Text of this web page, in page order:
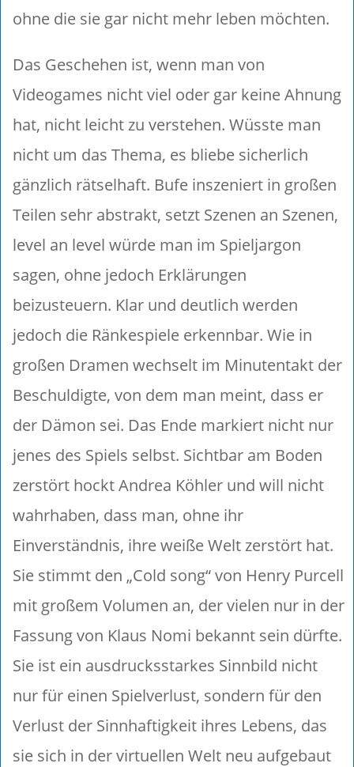
ohne die sie gar nicht mehr leben möchten.
Das Geschehen ist, wenn man von
Videogames nicht viel oder gar keine Ahnung
hat, nicht leicht zu verstehen. Wüsste man
nicht um das Thema, es bliebe sicherlich
gänzlich rätselhaft. Bufe inszeniert in großen
Teilen sehr abstrakt, setzt Szenen an Szenen,
level an level würde man im Spieljargon
sagen, ohne jedoch Erklärungen
beizusteuern. Klar und deutlich werden
jedoch die Ränkespiele erkennbar. Wie in
großen Dramen wechselt im Minutentakt der
Beschuldigte, von dem man meint, dass er
der Dämon sei. Das Ende markiert nicht nur
jenes des Spiels selbst. Sichtbar am Boden
zerstört hockt Andrea Köhler und will nicht
wahrhaben, dass man, ohne ihr
Einverständnis, ihre weiße Welt zerstört hat.
Sie stimmt den „Cold song“ von Henry Purcell
mit großem Volumen an, der vielen nur in der
Fassung von Klaus Nomi bekannt sein dürfte.
Sie ist ein ausdrucksstarkes Sinnbild nicht
nur für einen Spielverlust, sondern für den
Verlust der Sinnhaftigkeit ihres Lebens, das
sie sich in der virtuellen Welt neu aufgebaut